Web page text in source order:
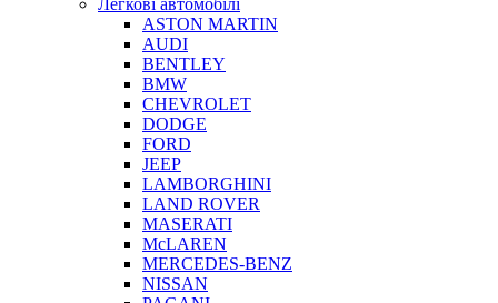
Легкові автомобілі
ASTON MARTIN
AUDI
BENTLEY
BMW
CHEVROLET
DODGE
FORD
JEEP
LAMBORGHINI
LAND ROVER
MASERATI
McLAREN
MERCEDES-BENZ
NISSAN